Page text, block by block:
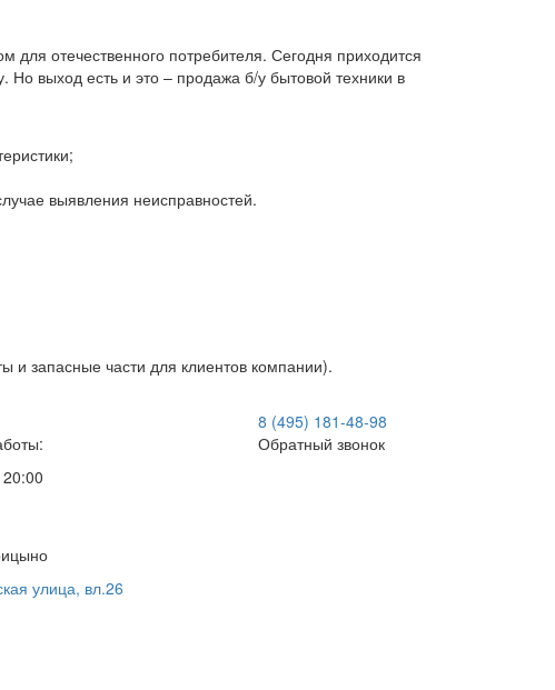
для отечественного потребителя. Сегодня приходится
выход есть и это – продажа б/у бытовой техники в
выявления неисправностей.
и запасные части для клиентов компании).
улица, вл.26
8 (495) 181-48-98
Обратный звонок